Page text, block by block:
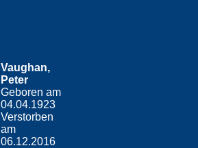
Vaughan,
Peter
Geboren am
04.04.1923
Verstorben
am
06.12.2016